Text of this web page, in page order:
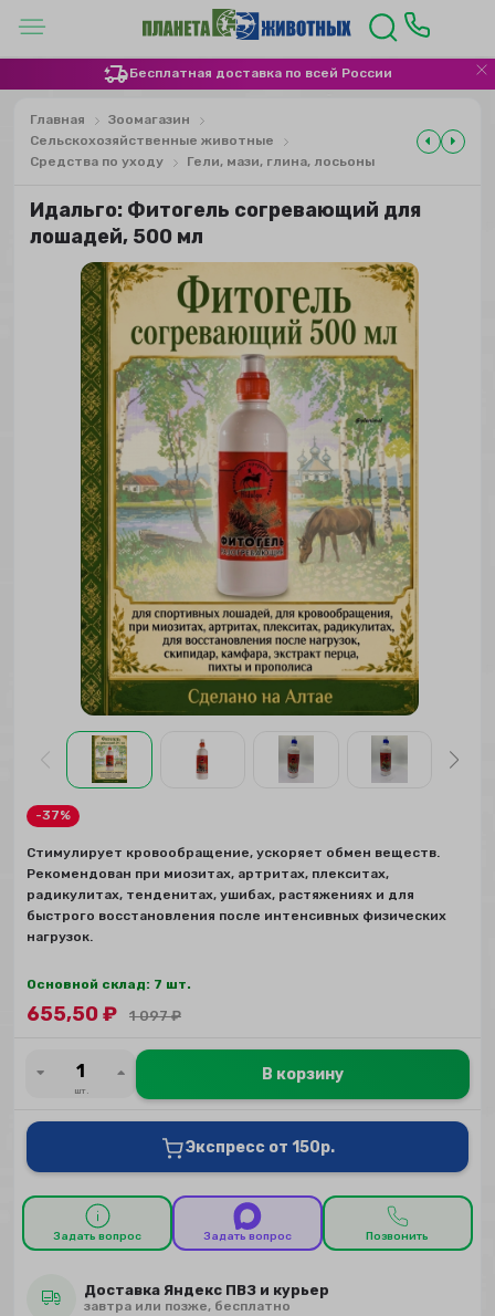
Бесплатная доставка по всей России
Главная
Зоомагазин
Сельскохозяйственные животные
Средства по уходу
Гели, мази, глина, лосьоны
Идальго: Фитогель согревающий для
лошадей, 500 мл
-37%
Стимулирует кровообращение, ускоряет обмен веществ.
Рекомендован при миозитах, артритах, плекситах,
радикулитах, тенденитах, ушибах, растяжениях и для
быстрого восстановления после интенсивных физических
нагрузок.
Основной склад: 7 шт.
655,50₽ 1 097₽
шт.
В корзину
Экспресс от 150р.
Задать вопрос Задать вопрос Позвонить
Доставка Яндекс ПВЗ и курьер
завтра или позже, бесплатно